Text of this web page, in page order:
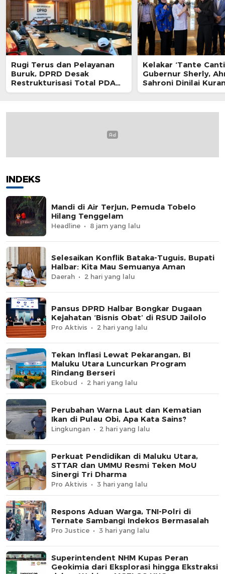
Rugi Terus dan Pelayanan
Buruk, DPRD Desak
Restrukturisasi Total PDAM
Jailolo
Kelakar ‘Tante
Gubernur Sherly,
Sahroni Dinilai
Profesional dan
INDEKS
Mandi di Air Terjun, Pemuda Tobelo
Hilang Tenggelam
Headline 8 jam yang lalu
Selesaikan Konflik Bataka-Tuguis, Bupati
Halbar: Kita Mau Semuanya Aman
Daerah 2 hari yang lalu
Pansus DPRD Halbar Bongkar Dugaan
Kejahatan ‘Bisnis Obat’ di RSUD Jailolo
Pro Aktivis 2 hari yang lalu
Tekan Inflasi Lewat Pekarangan, BI
Maluku Utara Luncurkan Program
Rindang Berseri
Ekobud 2 hari yang lalu
Perubahan Warna Laut dan Kematian
Ikan di Pulau Obi, Apa Kata Sains?
Lingkungan 2 hari yang lalu
Perkuat Pendidikan di Maluku Utara,
STTAR dan UMMU Resmi Teken MoU
Sinergi Tri Dharma
Pro Aktivis 3 hari yang lalu
Respons Aduan Warga, TNI-Polri di
Ternate Sambangi Indekos Bermasalah
Pro Justice 3 hari yang lalu
Superintendent NHM Kupas Peran
Geokimia dari Eksplorasi hingga Ekstraksi